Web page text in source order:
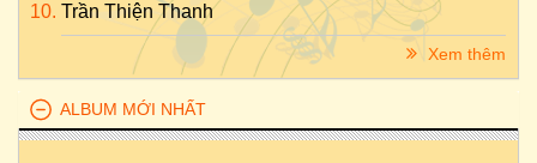
Trần Thiện Thanh
Xem thêm
ALBUM MỚI NHẤT